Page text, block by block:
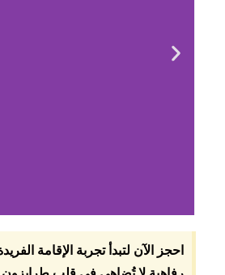
لماذا تختار
تري هيلتون
احجز الآن لتبدأ تجربة الإقامة